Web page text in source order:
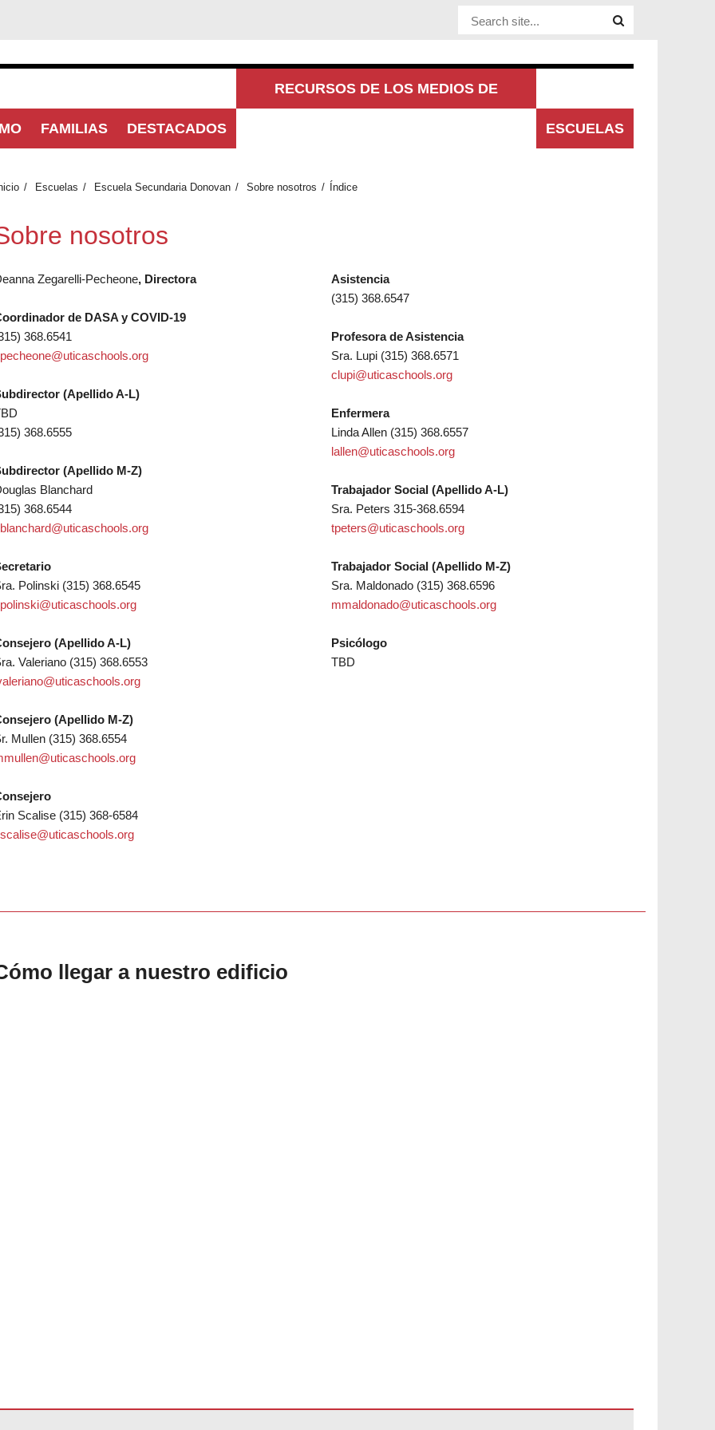
Website Site
FAMILIAS DESTACADOS
RECURSOS DE LOS MEDIOS DE
ESCUELAS
Escuelas Escuela Secundaria Donovan Sobre nosotros Índice
nosotros
Zegarelli-Pecheone, Directora
de DASA y COVID-19
368.6541
(Apellido A-L)
368.6555
(Apellido M-Z)
Blanchard
368.6544
Polinski (315) 368.6545
(Apellido A-L)
Valeriano (315) 368.6553
(Apellido M-Z)
Mullen (315) 368.6554
Scalise (315) 368-6584
Asistencia
(315) 368.6547
Profesora de Asistencia
Sra. Lupi (315) 368.6571
clupi@uticaschools.org
Enfermera
Linda Allen (315) 368.6557
lallen@uticaschools.org
Trabajador Social (Apellido A-L)
Sra. Peters 315-368.6594
tpeters@uticaschools.org
Trabajador Social (Apellido M-Z)
Sra. Maldonado (315) 368.6596
mmaldonado@uticaschools.org
Psicólogo
TBD
llegar a nuestro edificio